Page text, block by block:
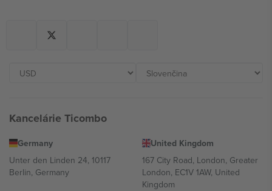
Kancelárie Ticombo
Germany
Unter den Linden 24, 10117
Berlin, Germany
United Kingdom
167 City Road, London, Greater
London, EC1V 1AW, United
Kingdom